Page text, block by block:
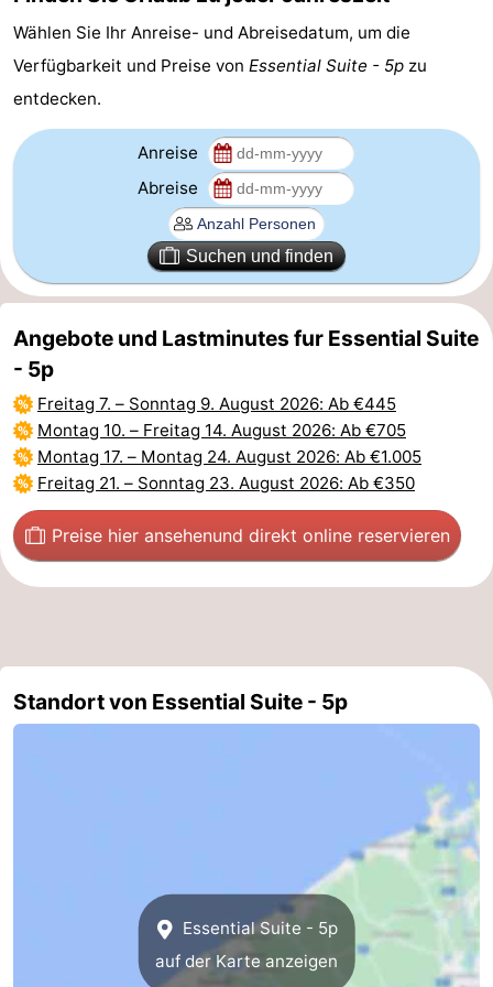
Route
Parken
Westflandern
-
Brügge
Gent
-
Ypern
Die
Küste
-
Natur
-
Blankenberge
-
Wählen Sie Ihr Anreise- und Abreisedatum, um die
Verfügbarkeit und Preise von Essential Suite - 5p zu
entdecken.
Anreise
Abreise
Suchen und finden
Angebote und Lastminutes fur Essential Suite
- 5p
Freitag 7. – Sonntag 9. August 2026: Ab €445
Montag 10. – Freitag 14. August 2026: Ab €705
Montag 17. – Montag 24. August 2026: Ab €1.005
Freitag 21. – Sonntag 23. August 2026: Ab €350
Preise hier ansehenund direkt online reservieren
Standort von Essential Suite - 5p
Essential Suite - 5p
auf der Karte anzeigen